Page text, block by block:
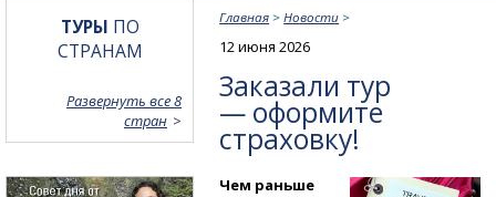
Главная >Новости >
12 июня 2026
Заказали тур
— оформите
страховку!
Чем раньше
ТУРЫ ПО
СТРАНАМ
Развернуть все 8
стран